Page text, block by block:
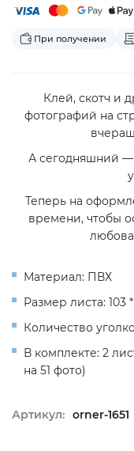
При получении
Клей, скотч и
фотографий на
А сегодняшний —
Теперь на
времени, чтобы
Материал: ПВХ
Размер листа: 103
Количество
В комплекте: 2
на 51 фото)
Артикул: orner-1651